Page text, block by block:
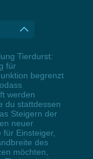
Tierdurst:
für
begrenzt
werden
du stattdessen
Steigern der
neuer
Einsteiger,
des
möchten,